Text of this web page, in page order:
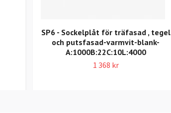
SP6 - Sockelplåt för träfasad , tegel
och putsfasad-varmvit-blank-
A:1000B:22C:10L:4000
1 368 kr